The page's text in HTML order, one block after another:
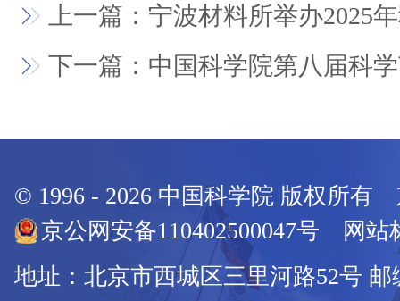
上一篇：宁波材料所举办2025
下一篇：中国科学院第八届科
© 1996 - 2026 中国科学院 版权所有
京公网安备110402500047号 网站
地址：北京市西城区三里河路52号 邮